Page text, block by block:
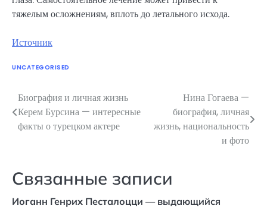
тяжелым осложнениям, вплоть до летального исхода.
Источник
UNCATEGORISED
Навигация
по
Биография и личная жизнь
Керем Бурсина — интересные
факты о турецком актере
Нина Гогаева —
биография, личная
жизнь, национальность
и фото
Связанные записи
Иоганн Генрих Песталоцци — выдающийся